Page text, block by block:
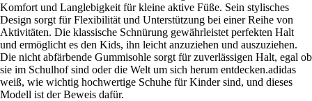
Komfort und Langlebigkeit für kleine aktive Füße. Sein stylisches
Design sorgt für Flexibilität und Unterstützung bei einer Reihe von
Aktivitäten. Die klassische Schnürung gewährleistet perfekten Halt
und ermöglicht es den Kids, ihn leicht anzuziehen und auszuziehen.
Die nicht abfärbende Gummisohle sorgt für zuverlässigen Halt, egal ob
sie im Schulhof sind oder die Welt um sich herum entdecken.adidas
weiß, wie wichtig hochwertige Schuhe für Kinder sind, und dieses
Modell ist der Beweis dafür.